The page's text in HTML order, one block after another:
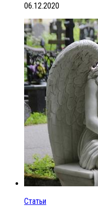
06.12.2020
Статьи